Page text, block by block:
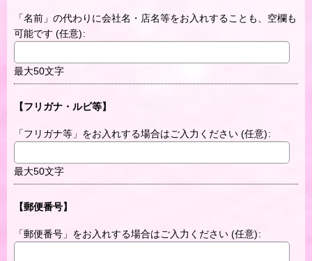
「名前」の代わりに会社名・店名等をお入れすることも、空欄も
可能です (任意):
最大50文字
【フリガナ・ルビ等】
「フリガナ等」をお入れする場合はご入力ください (任意):
最大50文字
【郵便番号】
「郵便番号」をお入れする場合はご入力ください (任意):